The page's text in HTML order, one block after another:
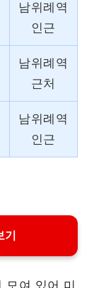
남위례역
인근
남위례역
근처
남위례역
인근